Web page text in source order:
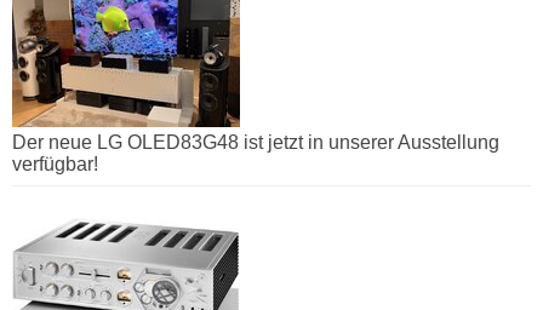
Der neue LG OLED83G48 ist jetzt in unserer Ausstellung
verfügbar!